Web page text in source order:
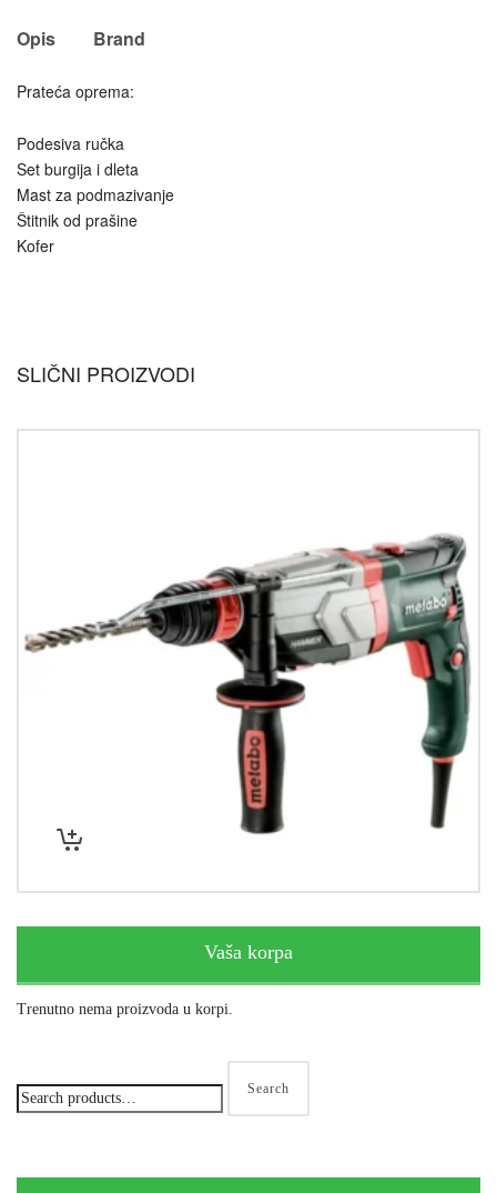
Opis Brand
Prateća oprema:
Podesiva ručka
Set burgija i dleta
Mast za podmazivanje
Štitnik od prašine
Kofer
SLIČNI PROIZVODI
Vaša korpa
Trenutno nema proizvoda u korpi.
Search